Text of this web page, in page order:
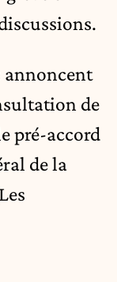
annoncent
de
pré-accord
de la